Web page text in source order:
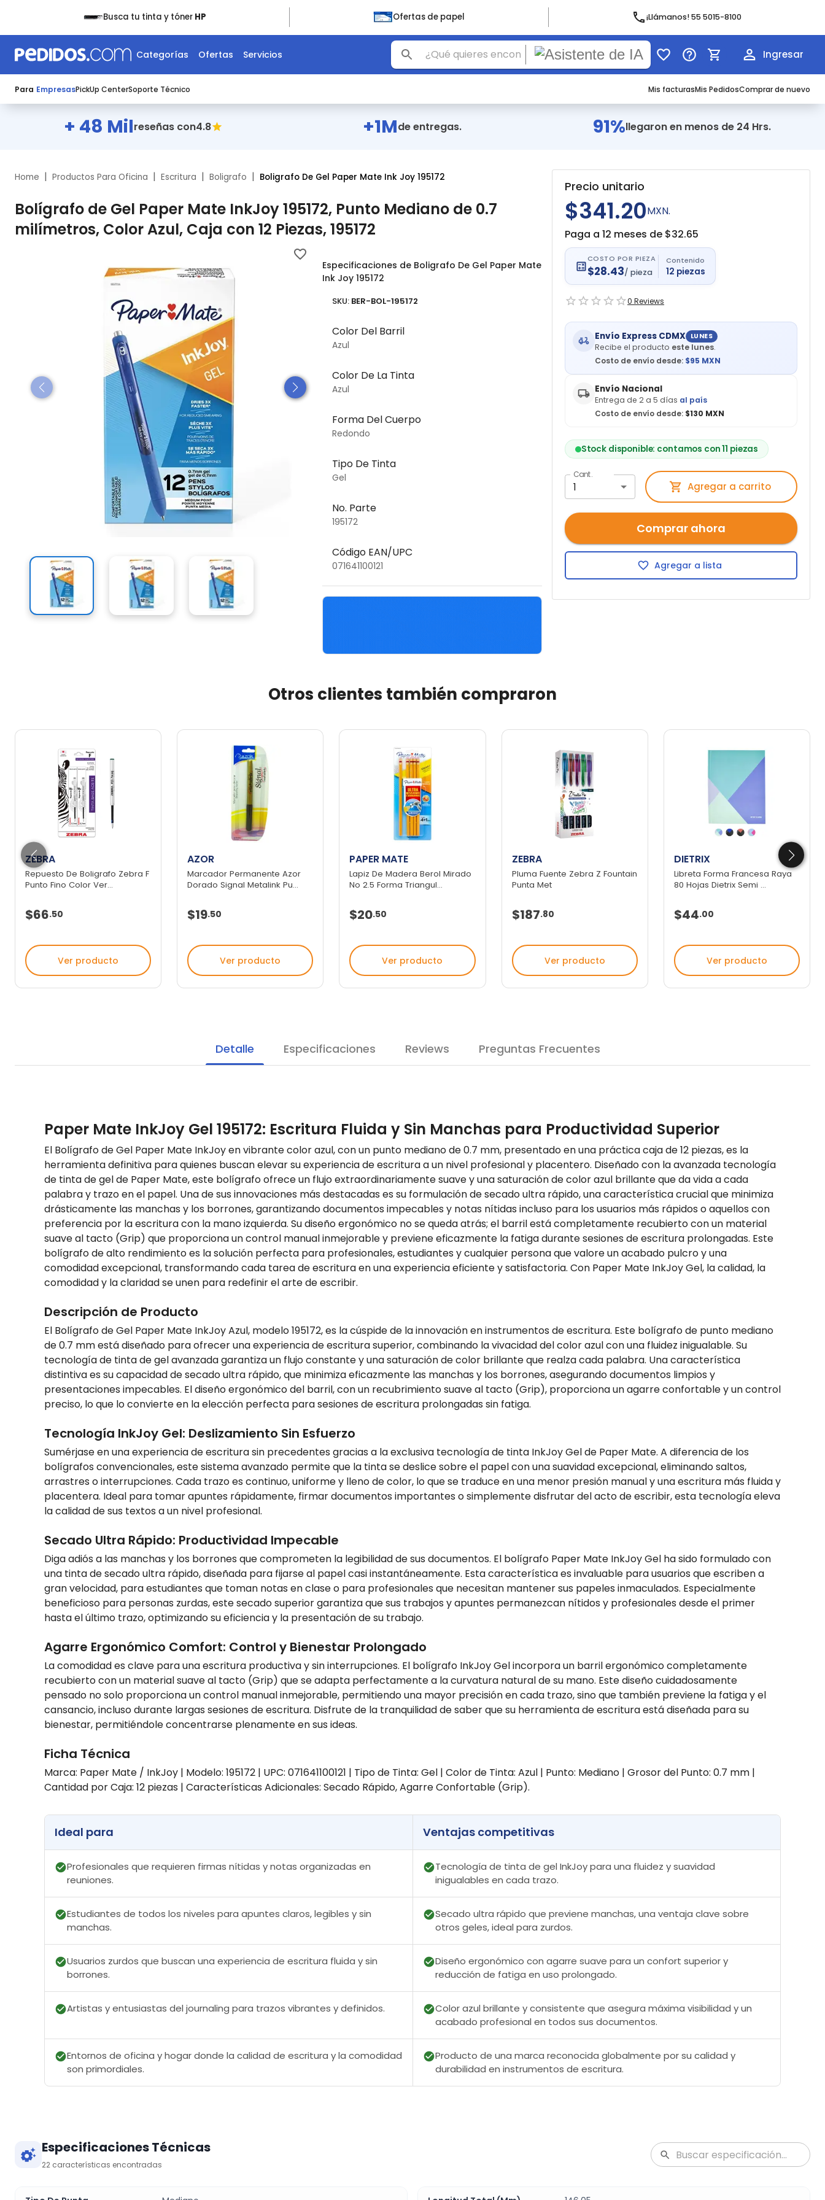
Busca tu tinta y tónerHP Ofertas de papel ¡Llámanos! 55 5015-8100
Categorías Ofertas Servicios Ingresar
Para EmpresasPickUp CenterSoporte Técnico Mis facturasMis PedidosComprar de nuevo
+ 48 Milreseñas con4.8 +1Mde entregas. 91%llegaron en menos de 24 Hrs.
Home | Productos Para Oficina | Escritura | Boligrafo | Boligrafo De Gel Paper Mate Ink Joy 195172
Bolígrafo de Gel Paper Mate InkJoy 195172, Punto Mediano de 0.7
milímetros, Color Azul, Caja con 12 Piezas, 195172
Especificaciones de Boligrafo De Gel Paper Mate
Ink Joy 195172
SKU: BER-BOL-195172
Color Del Barril
Azul
Color De La Tinta
Azul
Forma Del Cuerpo
Redondo
Tipo De Tinta
Gel
No. Parte
195172
Código EAN/UPC
071641100121
Precio unitario
$341.20MXN.
Paga a 12 meses de $32.65
COSTO POR PIEZA
$28.43/ pieza
Contenido
12 piezas
0 Reviews
Envío Express CDMX LUNES
Recibe el producto este lunes.
Costo de envío desde:$95 MXN
Envío Nacional
Entrega de 2 a 5 días al país
Costo de envío desde:$130 MXN
Stock disponible: contamos con 11 piezas
Cant.
1 Agregar a carrito
Comprar ahora
Agregar a lista
Otros clientes también compraron
ZEBRA
Repuesto De Boligrafo Zebra F
Punto Fino Color Ver...
$66.50
Ver producto
AZOR
Marcador Permanente Azor
Dorado Signal Metalink Pu...
$19.50
Ver producto
PAPER MATE
Lapiz De Madera Berol Mirado
No 2.5 Forma Triangul...
$20.50
Ver producto
ZEBRA
Pluma Fuente Zebra Z Fountain
Punta Met
$187.80
Ver producto
DIETRIX
Libreta Forma Francesa Raya
80 Hojas Dietrix Semi ...
$44.00
Ver producto
Detalle Especificaciones Reviews Preguntas Frecuentes
Paper Mate InkJoy Gel 195172: Escritura Fluida y Sin Manchas para Productividad Superior
El Bolígrafo de Gel Paper Mate InkJoy en vibrante color azul, con un punto mediano de 0.7 mm, presentado en una práctica caja de 12 piezas, es la
herramienta definitiva para quienes buscan elevar su experiencia de escritura a un nivel profesional y placentero. Diseñado con la avanzada tecnología
de tinta de gel de Paper Mate, este bolígrafo ofrece un flujo extraordinariamente suave y una saturación de color azul brillante que da vida a cada
palabra y trazo en el papel. Una de sus innovaciones más destacadas es su formulación de secado ultra rápido, una característica crucial que minimiza
drásticamente las manchas y los borrones, garantizando documentos impecables y notas nítidas incluso para los usuarios más rápidos o aquellos con
preferencia por la escritura con la mano izquierda. Su diseño ergonómico no se queda atrás; el barril está completamente recubierto con un material
suave al tacto (Grip) que proporciona un control manual inmejorable y previene eficazmente la fatiga durante sesiones de escritura prolongadas. Este
bolígrafo de alto rendimiento es la solución perfecta para profesionales, estudiantes y cualquier persona que valore un acabado pulcro y una
comodidad excepcional, transformando cada tarea de escritura en una experiencia eficiente y satisfactoria. Con Paper Mate InkJoy Gel, la calidad, la
comodidad y la claridad se unen para redefinir el arte de escribir.
Descripción de Producto
El Bolígrafo de Gel Paper Mate InkJoy Azul, modelo 195172, es la cúspide de la innovación en instrumentos de escritura. Este bolígrafo de punto mediano
de 0.7 mm está diseñado para ofrecer una experiencia de escritura superior, combinando la vivacidad del color azul con una fluidez inigualable. Su
tecnología de tinta de gel avanzada garantiza un flujo constante y una saturación de color brillante que realza cada palabra. Una característica
distintiva es su capacidad de secado ultra rápido, que minimiza eficazmente las manchas y los borrones, asegurando documentos limpios y
presentaciones impecables. El diseño ergonómico del barril, con un recubrimiento suave al tacto (Grip), proporciona un agarre confortable y un control
preciso, lo que lo convierte en la elección perfecta para sesiones de escritura prolongadas sin fatiga.
Tecnología InkJoy Gel: Deslizamiento Sin Esfuerzo
Sumérjase en una experiencia de escritura sin precedentes gracias a la exclusiva tecnología de tinta InkJoy Gel de Paper Mate. A diferencia de los
bolígrafos convencionales, este sistema avanzado permite que la tinta se deslice sobre el papel con una suavidad excepcional, eliminando saltos,
arrastres o interrupciones. Cada trazo es continuo, uniforme y lleno de color, lo que se traduce en una menor presión manual y una escritura más fluida y
placentera. Ideal para tomar apuntes rápidamente, firmar documentos importantes o simplemente disfrutar del acto de escribir, esta tecnología eleva
la calidad de sus textos a un nivel profesional.
Secado Ultra Rápido: Productividad Impecable
Diga adiós a las manchas y los borrones que comprometen la legibilidad de sus documentos. El bolígrafo Paper Mate InkJoy Gel ha sido formulado con
una tinta de secado ultra rápido, diseñada para fijarse al papel casi instantáneamente. Esta característica es invaluable para usuarios que escriben a
gran velocidad, para estudiantes que toman notas en clase o para profesionales que necesitan mantener sus papeles inmaculados. Especialmente
beneficioso para personas zurdas, este secado superior garantiza que sus trabajos y apuntes permanezcan nítidos y profesionales desde el primer
hasta el último trazo, optimizando su eficiencia y la presentación de su trabajo.
Agarre Ergonómico Comfort: Control y Bienestar Prolongado
La comodidad es clave para una escritura productiva y sin interrupciones. El bolígrafo InkJoy Gel incorpora un barril ergonómico completamente
recubierto con un material suave al tacto (Grip) que se adapta perfectamente a la curvatura natural de su mano. Este diseño cuidadosamente
pensado no solo proporciona un control manual inmejorable, permitiendo una mayor precisión en cada trazo, sino que también previene la fatiga y el
cansancio, incluso durante largas sesiones de escritura. Disfrute de la tranquilidad de saber que su herramienta de escritura está diseñada para su
bienestar, permitiéndole concentrarse plenamente en sus ideas.
Ficha Técnica
Marca: Paper Mate / InkJoy | Modelo: 195172 | UPC: 071641100121 | Tipo de Tinta: Gel | Color de Tinta: Azul | Punto: Mediano | Grosor del Punto: 0.7 mm |
Cantidad por Caja: 12 piezas | Características Adicionales: Secado Rápido, Agarre Confortable (Grip).
Ideal para Ventajas competitivas
Profesionales que requieren firmas nítidas y notas organizadas en
reuniones.
Tecnología de tinta de gel InkJoy para una fluidez y suavidad
inigualables en cada trazo.
Estudiantes de todos los niveles para apuntes claros, legibles y sin
manchas.
Secado ultra rápido que previene manchas, una ventaja clave sobre
otros geles, ideal para zurdos.
Usuarios zurdos que buscan una experiencia de escritura fluida y sin
borrones.
Diseño ergonómico con agarre suave para un confort superior y
reducción de fatiga en uso prolongado.
Artistas y entusiastas del journaling para trazos vibrantes y definidos.
Color azul brillante y consistente que asegura máxima visibilidad y un
acabado profesional en todos sus documentos.
Entornos de oficina y hogar donde la calidad de escritura y la comodidad
son primordiales.
Producto de una marca reconocida globalmente por su calidad y
durabilidad en instrumentos de escritura.
Especificaciones Técnicas
22 características encontradas